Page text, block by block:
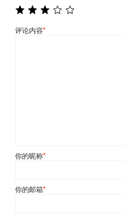
评论内容*
你的昵称*
你的邮箱*